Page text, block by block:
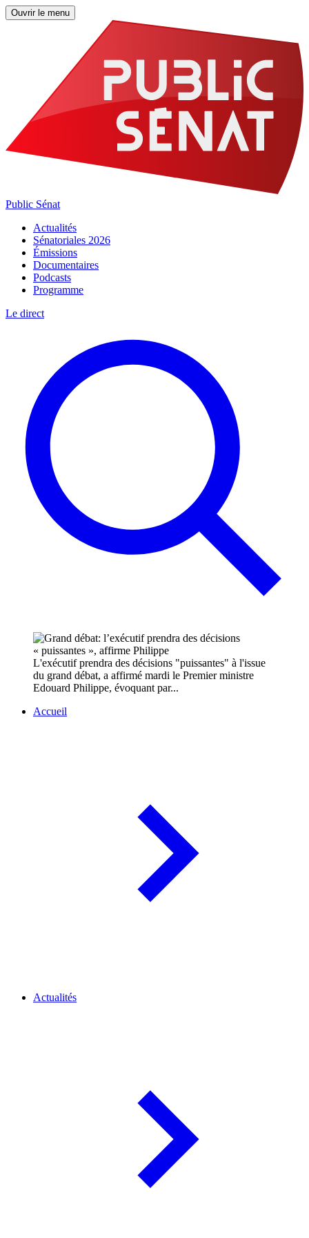
Ouvrir le menu
Public Sénat
Actualités
Sénatoriales 2026
Émissions
Documentaires
Podcasts
Programme
Le direct
L'exécutif prendra des décisions "puissantes" à l'issue
du grand débat, a affirmé mardi le Premier ministre
Edouard Philippe, évoquant par...
Accueil
Actualités